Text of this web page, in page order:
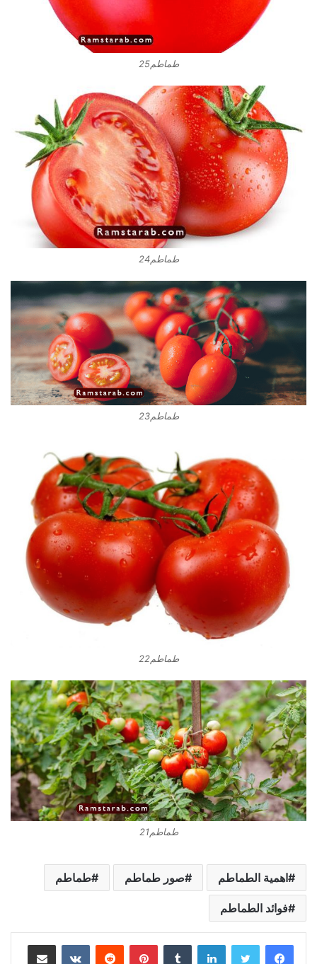
طماطم25
طماطم24
طماطم23
طماطم22
طماطم21
اهمية الطماطم صور طماطم طماطم
فوائد الطماطم
لينكدإن بينتيريست مشاركة عبر البريد